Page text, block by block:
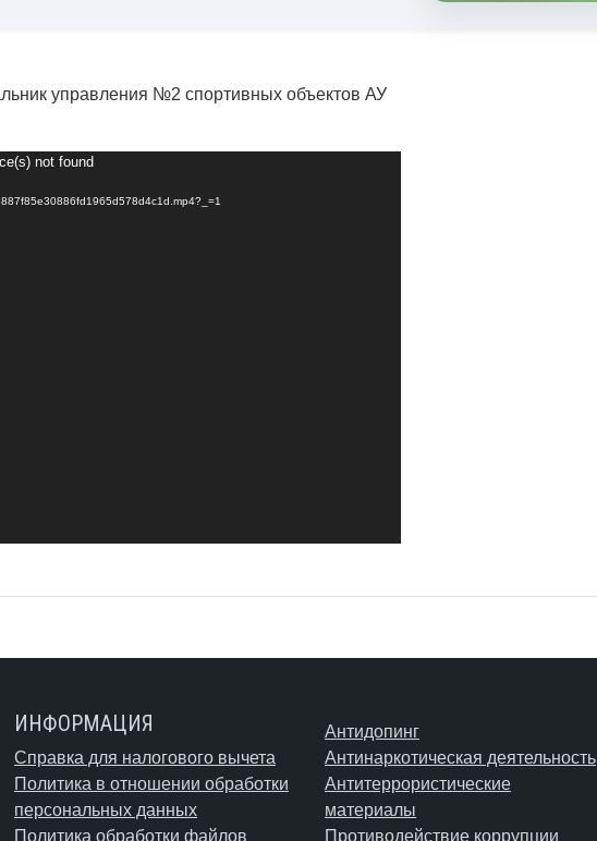
управления №2 спортивных объектов АУ
not found
ИНФОРМАЦИЯ
Справка для налогового вычета
Политика в отношении обработки
персональных данных
Политика обработки файлов
Антидопинг
Антинаркотическая деятельность
Антитеррористические
материалы
Противодействие коррупции